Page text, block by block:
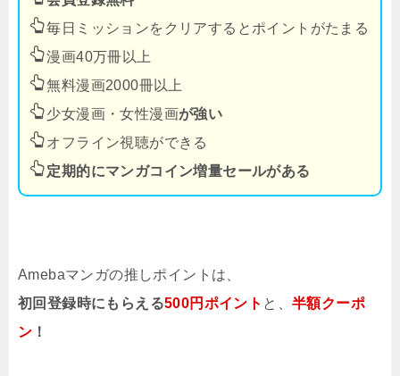
毎日ミッションをクリアするとポイントがたまる
漫画40万冊以上
無料漫画2000冊以上
少女漫画・女性漫画が強い
オフライン視聴ができる
定期的にマンガコイン増量セールがある
Amebaマンガの推しポイントは、
初回登録時にもらえる500円ポイント と、半額クーポ
ン ！